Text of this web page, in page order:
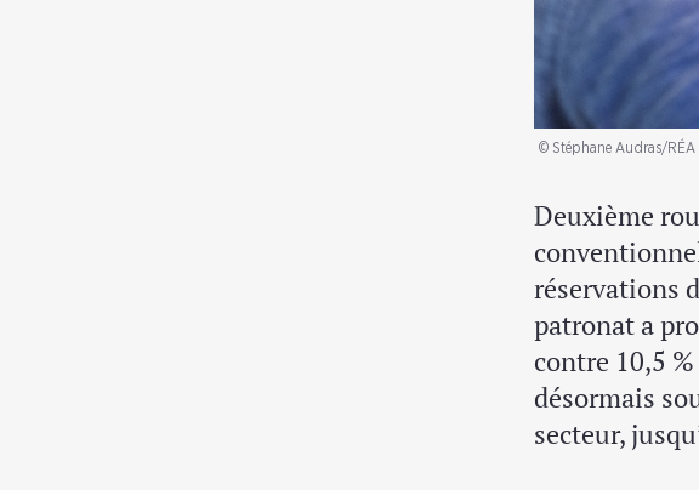
© Stéphane Audras/RÉA
Deuxième
réservations
patronat a
contre 10,5
désormais
secteur,